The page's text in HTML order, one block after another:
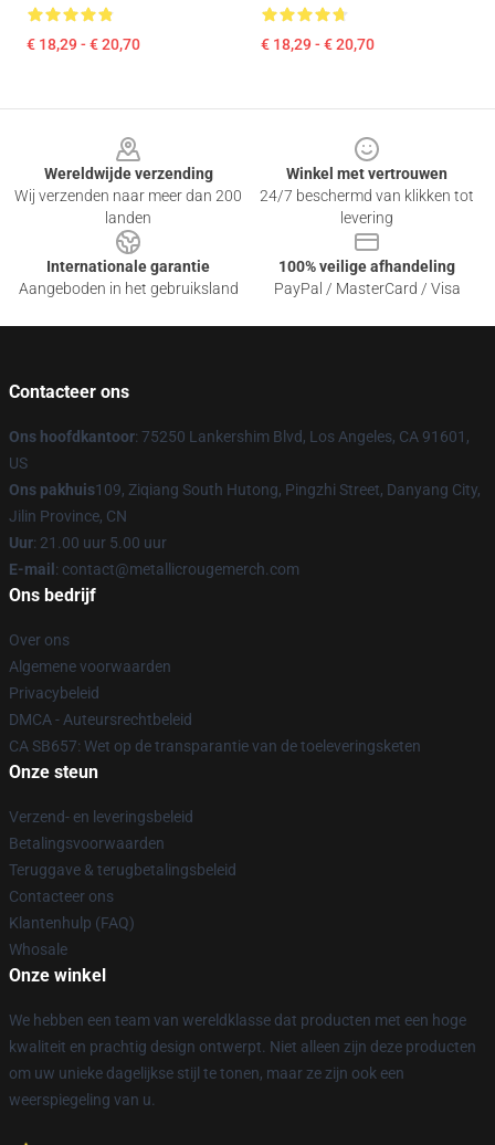
€ 18,29 - € 20,70 € 18,29 - € 20,70
Wereldwijde verzending
Wij verzenden naar meer dan 200
landen
Winkel met vertrouwen
24/7 beschermd van klikken tot
levering
Internationale garantie
Aangeboden in het gebruiksland
100% veilige afhandeling
PayPal / MasterCard / Visa
Contacteer ons
Ons hoofdkantoor: 75250 Lankershim Blvd, Los Angeles, CA 91601,
US
Ons pakhuis109, Ziqiang South Hutong, Pingzhi Street, Danyang City,
Jilin Province, CN
Uur: 21.00 uur 5.00 uur
E-mail : contact@metallicrougemerch.com
Ons bedrijf
Over ons
Algemene voorwaarden
Privacybeleid
DMCA - Auteursrechtbeleid
CA SB657: Wet op de transparantie van de toeleveringsketen
Onze steun
Verzend- en leveringsbeleid
Betalingsvoorwaarden
Teruggave & terugbetalingsbeleid
Contacteer ons
Klantenhulp (FAQ)
Whosale
Onze winkel
We hebben een team van wereldklasse dat producten met een hoge
kwaliteit en prachtig design ontwerpt. Niet alleen zijn deze producten
om uw unieke dagelijkse stijl te tonen, maar ze zijn ook een
weerspiegeling van u.